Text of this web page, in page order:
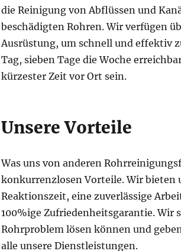
die Reinigung von Abflüssen und
beschädigten Rohren. Wir verfügen
Ausrüstung, um schnell und effektiv
Tag, sieben Tage die Woche
kürzester Zeit vor Ort sein.
Unsere Vorteile
Was uns von anderen
konkurrenzlosen Vorteile. Wir bieten
Reaktionszeit, eine zuverlässige
100%ige Zufriedenheitsgarantie. Wir
Rohrproblem lösen können und
alle unsere Dienstleistungen.